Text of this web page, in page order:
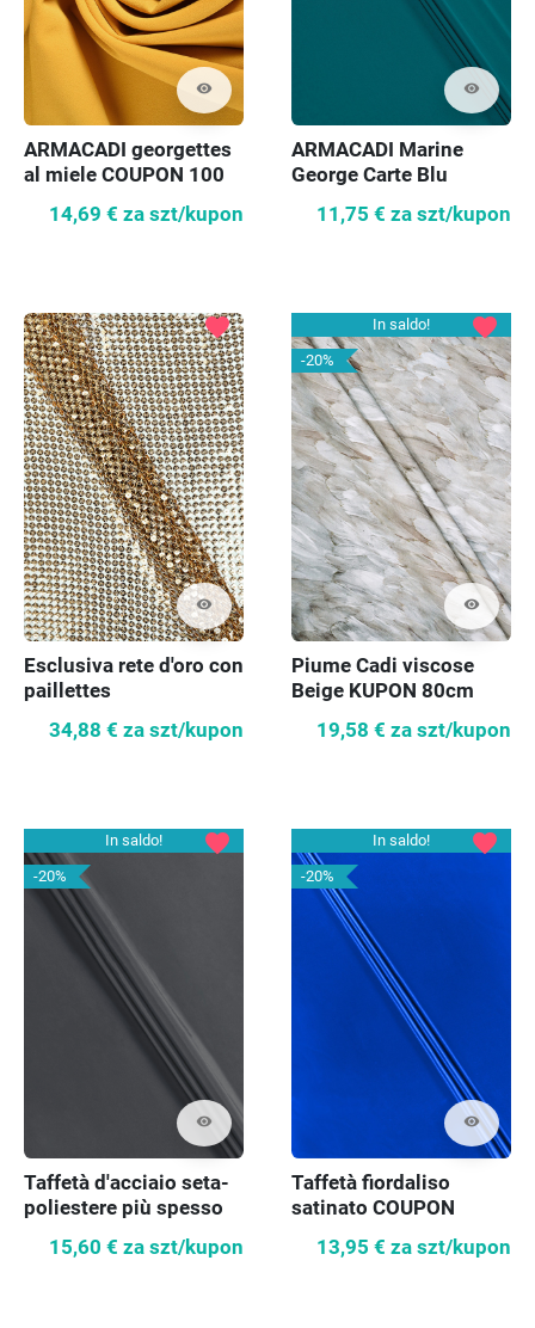
visibility
ARMACADI georgettes
al miele COUPON 100
14,69 € za szt/kupon
visibility
ARMACADI Marine
George Carte Blu
11,75 € za szt/kupon
visibility
favorite
Esclusiva rete d'oro con
paillettes
34,88 € za szt/kupon
In saldo!
-20%
visibility
favorite
Piume Cadi viscose
Beige KUPON 80cm
19,58 € za szt/kupon
In saldo!
-20%
visibility
favorite
Taffetà d'acciaio seta-
poliestere più spesso
15,60 € za szt/kupon
In saldo!
-20%
visibility
favorite
Taffetà fiordaliso
satinato COUPON
13,95 € za szt/kupon